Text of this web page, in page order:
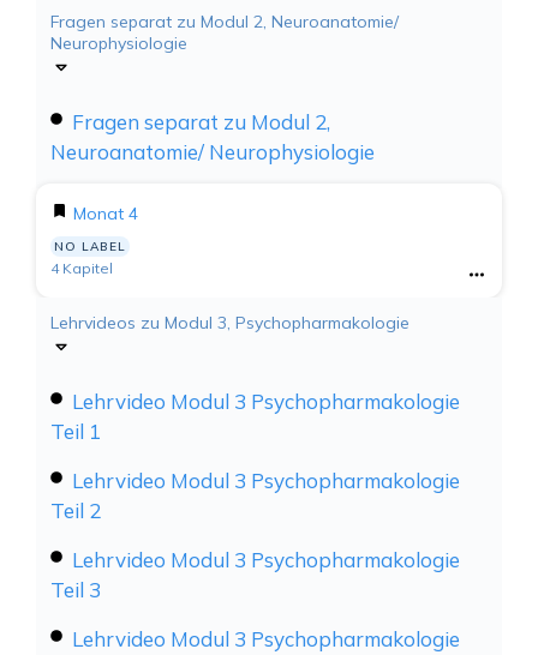
Fragen separat zu Modul 2, Neuroanatomie/
Neurophysiologie
Fragen separat zu Modul 2,
Neuroanatomie/ Neurophysiologie
Monat 4
NO LABEL
4 Kapitel
Lehrvideos zu Modul 3, Psychopharmakologie
Lehrvideo Modul 3 Psychopharmakologie
Teil 1
Lehrvideo Modul 3 Psychopharmakologie
Teil 2
Lehrvideo Modul 3 Psychopharmakologie
Teil 3
Lehrvideo Modul 3 Psychopharmakologie